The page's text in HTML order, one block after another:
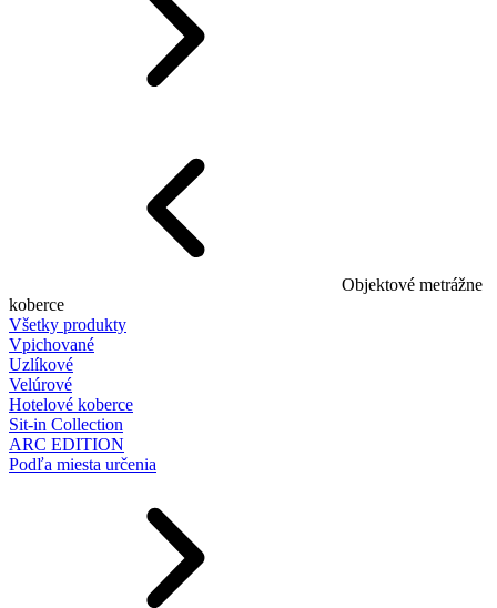
Objektové metrážne
koberce
Všetky produkty
Vpichované
Uzlíkové
Velúrové
Hotelové koberce
Sit-in Collection
ARC EDITION
Podľa miesta určenia